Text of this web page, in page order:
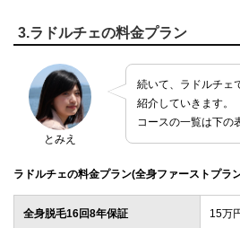
3.ラドルチェの料金プラン
とみえ
続いて、ラドルチェ
紹介していきます。
コースの一覧は下の
ラドルチェの料金プラン(全身ファーストプラ
全身脱毛16回8年保証 15万